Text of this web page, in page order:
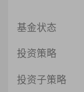
基金状态
投资策略
投资子策略